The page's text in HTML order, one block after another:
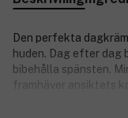
Den perfekta
huden. Dag efter dag
bibehålla spänsten.
framhäver ansiktets